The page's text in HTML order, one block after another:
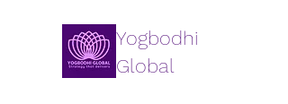
Yogbodhi
Global